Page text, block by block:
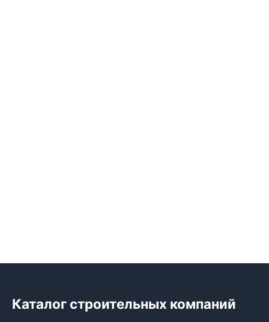
Каталог строительных компаний